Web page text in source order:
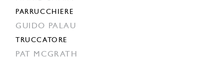
PARRUCCHIERE
GUIDO PALAU
TRUCCATORE
PAT MCGRATH